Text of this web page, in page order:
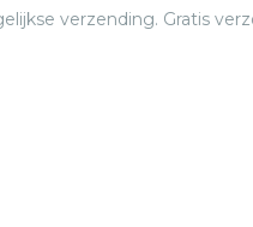
verzending. Gratis